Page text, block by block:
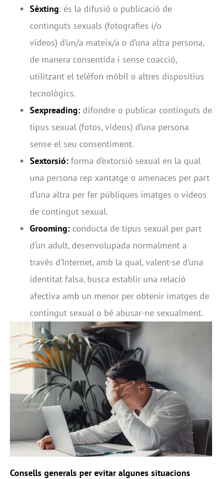
Sèxting: és la difusió o publicació de
continguts sexuals (fotografies i/o
vídeos) d’un/a mateix/a o d’una altra persona,
de manera consentida i sense coacció,
utilitzant el telèfon mòbil o altres dispositius
tecnològics.
Sexpreading: difondre o publicar continguts de
tipus sexual (fotos, vídeos) d’una persona
sense el seu consentiment.
Sextorsió: forma d’extorsió sexual en la qual
una persona rep xantatge o amenaces per part
d’una altra per fer públiques imatges o vídeos
de contingut sexual.
Grooming: conducta de tipus sexual per part
d’un adult, desenvolupada normalment a
través d’Internet, amb la qual, valent-se d’una
identitat falsa, busca establir una relació
afectiva amb un menor per obtenir imatges de
contingut sexual o bé abusar-ne sexualment.
Consells generals per evitar algunes situacions